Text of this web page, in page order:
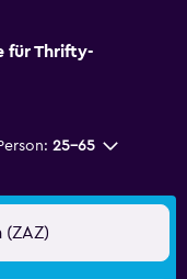
für Thrifty-
25-65
(ZAZ)